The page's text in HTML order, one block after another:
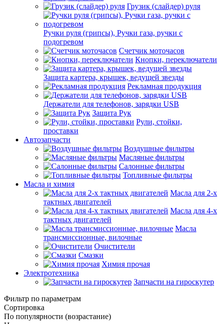
Грузик (слайдер) руля
Ручки руля (грипсы), Ручки газа, ручки с
подогревом
Счетчик моточасов
Кнопки, переключатели
Защита картера, крышек, ведущей звезды
Рекламная продукция
Держатели для телефонов, зарядки USB
Защита Рук
Рули, стойки,
проставки
Автозапчасти
Воздушные фильтры
Масляные фильтры
Салонные фильтры
Топливные фильтры
Масла и химия
Масла для 2-х
тактных двигателей
Масла для 4-х
тактных двигателей
Масла
трансмиссионные, вилочные
Очистители
Смазки
Химия прочая
Электротехника
Запчасти на гироскутер
Фильтр по параметрам
Сортировка
По популярности (возрастание)